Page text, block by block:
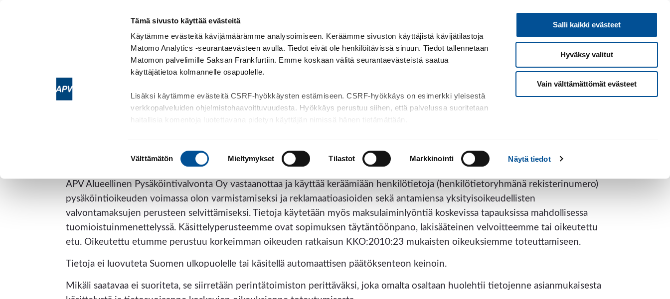
Tämä sivusto käyttää evästeitä
Käytämme evästeitä kävijämäärämme analysoimiseen. Keräämme sivuston käyttäjistä kävijätilastoja
Matomo Analytics -seurantaevästeen avulla. Tiedot eivät ole henkilöitävissä sinuun. Tiedot tallennetaan
Matomon palvelimille Saksan Frankfurtiin. Emme koskaan välitä seurantaevästeistä saatua
käyttäjätietoa kolmannelle osapuolelle.
Lisäksi käytämme evästeitä CSRF-hyökkäysten estämiseen. CSRF-hyökkäys on esimerkki yleisestä
verkkopalveluiden ohjelmistohaavoittuvuudesta. Hyökkäys perustuu siihen, että palvelussa suoritetaan
haitallisia komentoja luotettavana pidetyn käyttäjän nimissä hänen tietämättään.
valinta
Välttämätön Mieltymykset Tilastot Markkinointi Näytä tiedot
Salli kaikki evästeet
Hyväksy valitut
Vain välttämättömät evästeet
Valvontapyyntö Yhteystiedot
Valvontamaksu
APV Alueellinen Pysäköintivalvonta Oy on saanut teitä koskevan tiedon valokuvaamalla ajoneuvonne.
APV Alueellinen Pysäköintivalvonta Oy vastaanottaa ja käyttää keräämiään henkilötietoja (henkilötietoryhmänä rekisterinumero)
pysäköintioikeuden voimassa olon varmistamiseksi ja reklamaatioasioiden sekä antamiensa yksityisoikeudellisten
valvontamaksujen perusteen selvittämiseksi. Tietoja käytetään myös maksulaiminlyöntiä koskevissa tapauksissa mahdollisessa
tuomioistuinmenettelyssä. Käsittelyperusteemme ovat sopimuksen täytäntöönpano, lakisääteinen velvoitteemme tai oikeutettu
etu. Oikeutettu etumme perustuu korkeimman oikeuden ratkaisun KKO:2010:23 mukaisten oikeuksiemme toteuttamiseen.
Tietoja ei luovuteta Suomen ulkopuolelle tai käsitellä automaattisen päätöksenteon keinoin.
Mikäli saatavaa ei suoriteta, se siirretään perintätoimiston perittäväksi, joka omalta osaltaan huolehtii tietojenne asianmukaisesta